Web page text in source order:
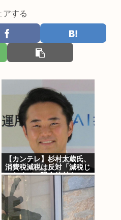
アする
【カンテレ】杉村太蔵氏、
消費税減税は反対「減税じ
ゃなくて、現金給付を」